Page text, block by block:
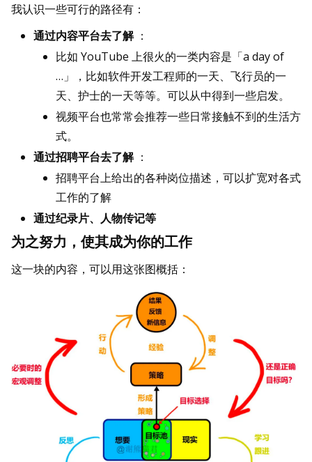
我认识一些可行的路径有：
通过内容平台去了解 ：
比如 YouTube 上很火的一类内容是「a day of
…」，比如软件开发工程师的一天、飞行员的一
天、护士的一天等等。可以从中得到一些启发。
视频平台也常常会推荐一些日常接触不到的生活方
式。
通过招聘平台去了解 ：
招聘平台上给出的各种岗位描述，可以扩宽对各式
工作的了解
通过纪录片、人物传记等
为之努力，使其成为你的工作
这一块的内容，可以用这张图概括：